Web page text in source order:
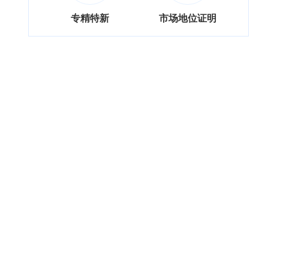
专精特新 市场地位证明